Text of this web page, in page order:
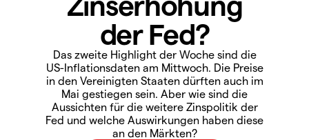
der Fed?
Das zweite Highlight der Woche sind die
US-Inflationsdaten am Mittwoch. Die Preise
in den Vereinigten Staaten dürften auch im
Mai gestiegen sein. Aber wie sind die
Aussichten für die weitere Zinspolitik der
Fed und welche Auswirkungen haben diese
an den Märkten?